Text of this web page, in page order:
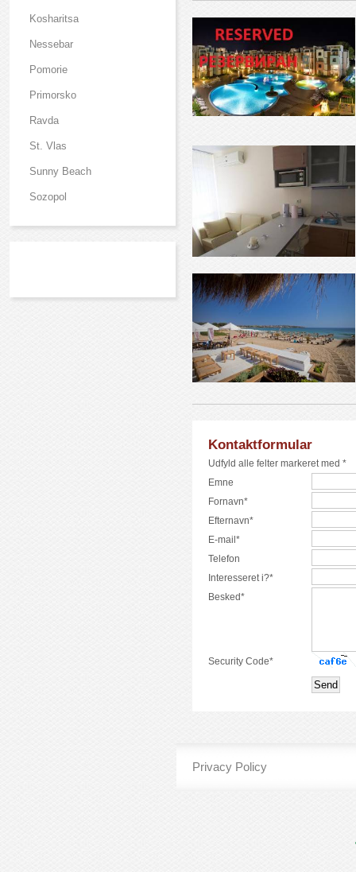
Kosharitsa
Nessebar
Pomorie
Primorsko
Ravda
St. Vlas
Sunny Beach
Sozopol
Kontaktformular
Udfyld alle felter markeret med *
Emne
Fornavn*
Efternavn*
E-mail*
Telefon
Interesseret i?*
Besked*
Security Code*
Privacy Policy